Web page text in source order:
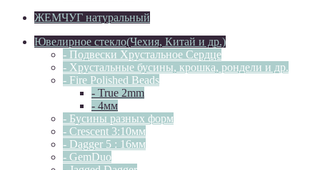
ЖЕМЧУГ натуральный
Ювелирное стекло(Чехия, Китай и др.)
- Подвески Хрустальное Сердце
- Хрустальные бусины, крошка, рондели и др.
- Fire Polished Beads
- True 2mm
- 4мм
- Бусины разных форм
- Crescent 3:10мм
- Dagger 5 : 16мм
- GemDuo